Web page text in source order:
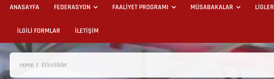
ANASAYFA FEDERASYON FAALİYET PROGRAMI MÜSABAKALAR LİGLER
İLGİLİ FORMLAR İLETİŞİM
Home Etkinlikler